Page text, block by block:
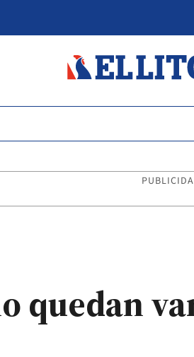
quedan